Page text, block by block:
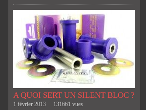
A QUOI SERT UN SILENT BLOC ?
1 février 2013 131661 vues